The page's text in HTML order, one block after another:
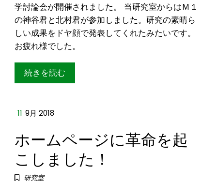
学討論会が開催されました。 当研究室からはＭ１
の神谷君と北村君が参加しました。研究の素晴ら
しい成果をドヤ顔で発表してくれたみたいです。
お疲れ様でした。
続きを読む
11 9月 2018
ホームページに革命を起
こしました！
研究室